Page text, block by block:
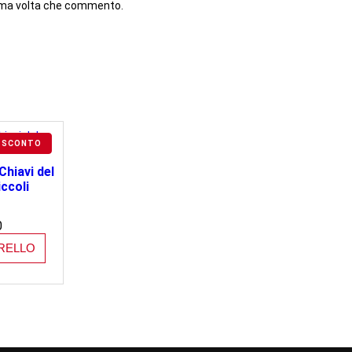
volta che commento.
SCONTO
IN
VENDITA
del
Il
prezzo
attuale
è:
€15,00.